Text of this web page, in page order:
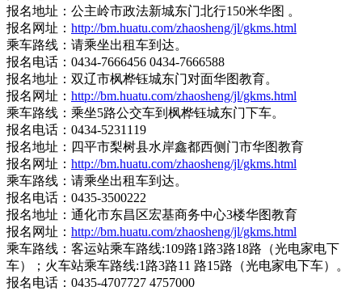
报名地址：公主岭市政法新城东门北行150米华图 。
报名网址： http://bm.huatu.com/zhaosheng/jl/gkms.html
乘车路线：请乘坐出租车到达。
报名电话：0434-7666456 0434-7666588
报名地址：双辽市枫桦钰城东门对面华图教育。
报名网址： http://bm.huatu.com/zhaosheng/jl/gkms.html
乘车路线：乘坐5路公交车到枫桦钰城东门下车。
报名电话：0434-5231119
报名地址：四平市梨树县水岸鑫都西侧门市华图教育
报名网址： http://bm.huatu.com/zhaosheng/jl/gkms.html
乘车路线：请乘坐出租车到达。
报名电话：0435-3500222
报名地址：通化市东昌区宏基商务中心3楼华图教育
报名网址： http://bm.huatu.com/zhaosheng/jl/gkms.html
乘车路线：客运站乘车路线:109路1路3路18路（光电家电下
车）；火车站乘车路线:1路3路11 路15路（光电家电下车）。
报名电话：0435-4707727 4757000